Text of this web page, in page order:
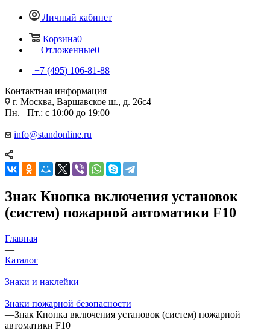
Личный кабинет
Корзина0
Отложенные0
+7 (495) 106-81-88
Контактная информация
г. Москва, Варшавское ш., д. 26с4
Пн.– Пт.: с 10:00 до 19:00
info@standonline.ru
Знак Кнопка включения установок
(систем) пожарной автоматики F10
Главная
—
Каталог
—
Знаки и наклейки
—
Знаки пожарной безопасности
—Знак Кнопка включения установок (систем) пожарной
автоматики F10